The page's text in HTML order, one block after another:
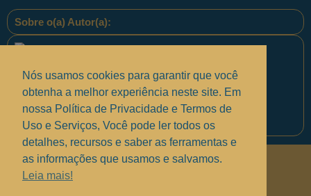
Sobre o(a) Autor(a):
Equipe PontoPM
Políticas de Privacidade.
Nós usamos cookies para garantir que você
obtenha a melhor experiência neste site. Em
nossa Política de Privacidade e Termos de
Uso e Serviços, Você pode ler todos os
detalhes, recursos e saber as ferramentas e
as informações que usamos e salvamos.
Leia mais!